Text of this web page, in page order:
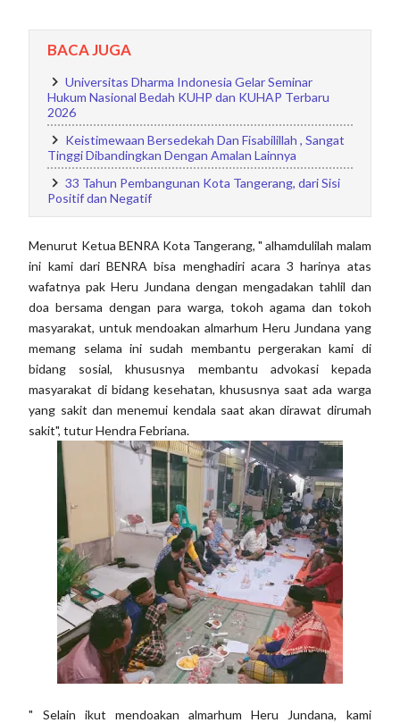
BACA JUGA
Universitas Dharma Indonesia Gelar Seminar
Hukum Nasional Bedah KUHP dan KUHAP Terbaru
2026
Keistimewaan Bersedekah Dan Fisabilillah , Sangat
Tinggi Dibandingkan Dengan Amalan Lainnya
33 Tahun Pembangunan Kota Tangerang, dari Sisi
Positif dan Negatif
Menurut Ketua BENRA Kota Tangerang, " alhamdulilah malam
ini kami dari BENRA bisa menghadiri acara 3 harinya atas
wafatnya pak Heru Jundana dengan mengadakan tahlil dan
doa bersama dengan para warga, tokoh agama dan tokoh
masyarakat, untuk mendoakan almarhum Heru Jundana yang
memang selama ini sudah membantu pergerakan kami di
bidang sosial, khususnya membantu advokasi kepada
masyarakat di bidang kesehatan, khususnya saat ada warga
yang sakit dan menemui kendala saat akan dirawat dirumah
sakit", tutur Hendra Febriana.
" Selain ikut mendoakan almarhum Heru Jundana, kami